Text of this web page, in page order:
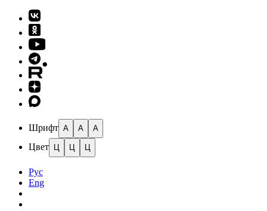
Шрифт A A A
Цвет Ц Ц Ц
Рус
Eng